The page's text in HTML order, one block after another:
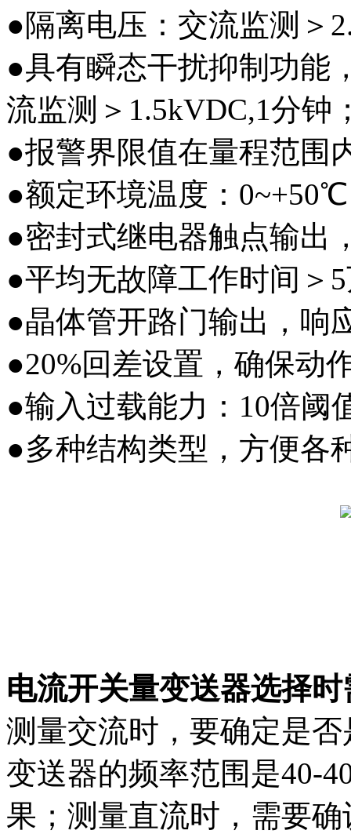
●隔离电压：交流监测＞
●具有瞬态干扰抑
流监测＞1.5kVDC,1分钟
●报警界限值在量程范
●额定环境温度：0~+50℃
●密封式继电器触点输出
●平均无故障工作时间＞
●晶体管开路门输出，
●20%回差设置，确保动
●输入过载能力：10倍
●多种结构类型，方便各
电流开关量变送器选择
测量交流时，要确定是
变送器的频率范围是40-
果；测量直流时，需要